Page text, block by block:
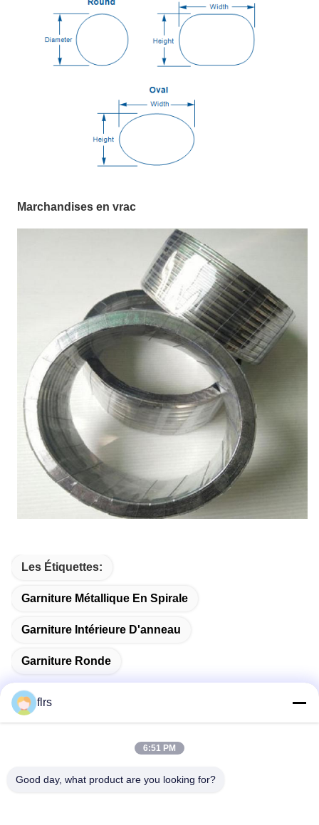
Marchandises en vrac
Les Étiquettes:
Garniture Métallique En Spirale
Garniture Intérieure D'anneau
Garniture Ronde
Contactez rapidement
Adresse
flrs
6:51 PM
Good day, what product are you looking for?